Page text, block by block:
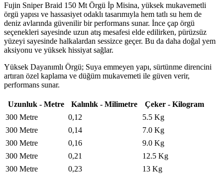
Fujin Sniper Braid 150 Mt Örgü İp Misina, yüksek mukavemetli
örgü yapısı ve hassasiyet odaklı tasarımıyla hem tatlı su hem de
deniz avlarında güvenilir bir performans sunar. İnce çap örgü
seçenekleri sayesinde uzun atış mesafesi elde edilirken, pürüzsüz
yüzeyi sayesinde halkalardan sessizce geçer. Bu da daha doğal yem
aksiyonu ve yüksek hissiyat sağlar.
Yüksek Dayanımlı Örgü; Suya emmeyen yapı, sürtünme direncini
artıran özel kaplama ve düğüm mukavemeti ile güven verir,
performans sunar.
Uzunluk - Metre Kalınlık - Milimetre
Çeker - Kilogram
300 Metre
0,12
5.5 Kg
300 Metre
0,14
7.0 Kg
300 Metre
0,16
9.0 Kg
300 Metre
0,21
12.5 Kg
300 Metre
0,23
13 Kg